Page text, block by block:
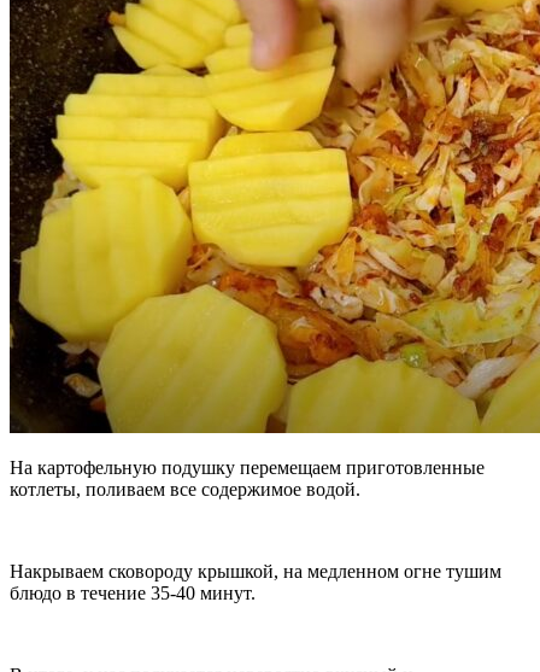
На картофельную подушку перемещаем приготовленные
котлеты, поливаем все содержимое водой.
Накрываем сковороду крышкой, на медленном огне тушим
блюдо в течение 35-40 минут.